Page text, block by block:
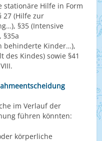
stationäre Hilfe in Form
27 (Hilfe zur
§35 (Intensive
§35a
behinderte Kinder…),
des Kindes) sowie §41
im Verlauf der
führen könnten:
körperliche